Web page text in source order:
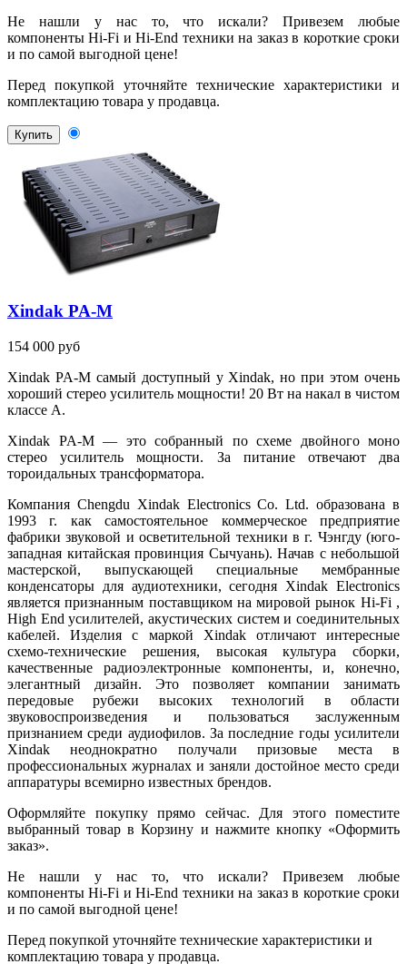
Не нашли у нас то, что искали? Привезем любые
компоненты Hi-Fi и Hi-End техники на заказ в короткие сроки
и по самой выгодной цене!
Перед покупкой уточняйте технические характеристики и
комплектацию товара у продавца.
Купить
Xindak PA-M
154 000 руб
Xindak PA-M самый доступный у Xindak, но при этом очень
хороший стерео усилитель мощности! 20 Вт на накал в чистом
классе A.
Xindak PA-M — это собранный по схеме двойного моно
стерео усилитель мощности. За питание отвечают два
тороидальных трансформатора.
Компания Chengdu Xindak Electronics Co. Ltd. образована в
1993 г. как самостоятельное коммерческое предприятие
фабрики звуковой и осветительной техники в г. Чэнгду (юго-
западная китайская провинция Сычуань). Начав с небольшой
мастерской, выпускающей специальные мембранные
конденсаторы для аудиотехники, сегодня Xindak Electronics
является признанным поставщиком на мировой рынок Hi-Fi ,
High End усилителей, акустических систем и соединительных
кабелей. Изделия с маркой Xindak отличают интересные
схемо-технические решения, высокая культура сборки,
качественные радиоэлектронные компоненты, и, конечно,
элегантный дизайн. Это позволяет компании занимать
передовые рубежи высоких технологий в области
звуковоспроизведения и пользоваться заслуженным
признанием среди аудиофилов. За последние годы усилители
Xindak неоднократно получали призовые места в
профессиональных журналах и заняли достойное место среди
аппаратуры всемирно известных брендов.
Оформляйте покупку прямо сейчас. Для этого поместите
выбранный товар в Корзину и нажмите кнопку «Оформить
заказ».
Не нашли у нас то, что искали? Привезем любые
компоненты Hi-Fi и Hi-End техники на заказ в короткие сроки
и по самой выгодной цене!
Перед покупкой уточняйте технические характеристики и
комплектацию товара у продавца.